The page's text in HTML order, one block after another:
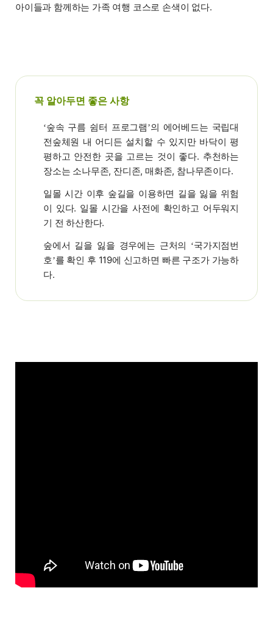
아이들과 함께하는 가족 여행 코스로 손색이 없다.
꼭 알아두면 좋은 사항
‘숲속 구름 쉼터 프로그램’의 에어베드는 국립대
전숲체원 내 어디든 설치할 수 있지만 바닥이 평
평하고 안전한 곳을 고르는 것이 좋다. 추천하는
장소는 소나무존, 잔디존, 매화존, 참나무존이다.
일몰 시간 이후 숲길을 이용하면 길을 잃을 위험
이 있다. 일몰 시간을 사전에 확인하고 어두워지
기 전 하산한다.
숲에서 길을 잃을 경우에는 근처의 ‘국가지점번
호’를 확인 후 119에 신고하면 빠른 구조가 가능하
다.